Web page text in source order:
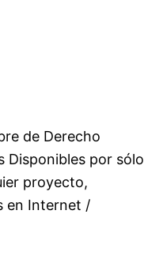
de Derecho
Disponibles por sólo
proyecto,
en Internet /